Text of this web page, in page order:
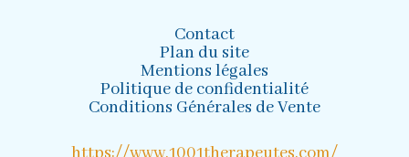
Contact
Plan du site
Mentions légales
Politique de confidentialité
Conditions Générales de Vente